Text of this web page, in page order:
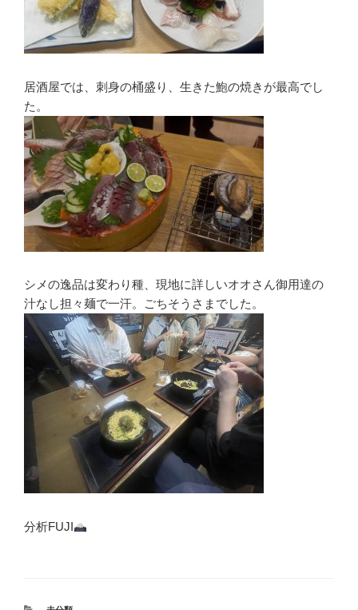
居酒屋では、刺身の桶盛り、生きた鮑の焼きが最高でし
た。
シメの逸品は変わり種、現地に詳しいオオさん御用達の
汁なし担々麺で一汗。ごちそうさまでした。
分析FUJI